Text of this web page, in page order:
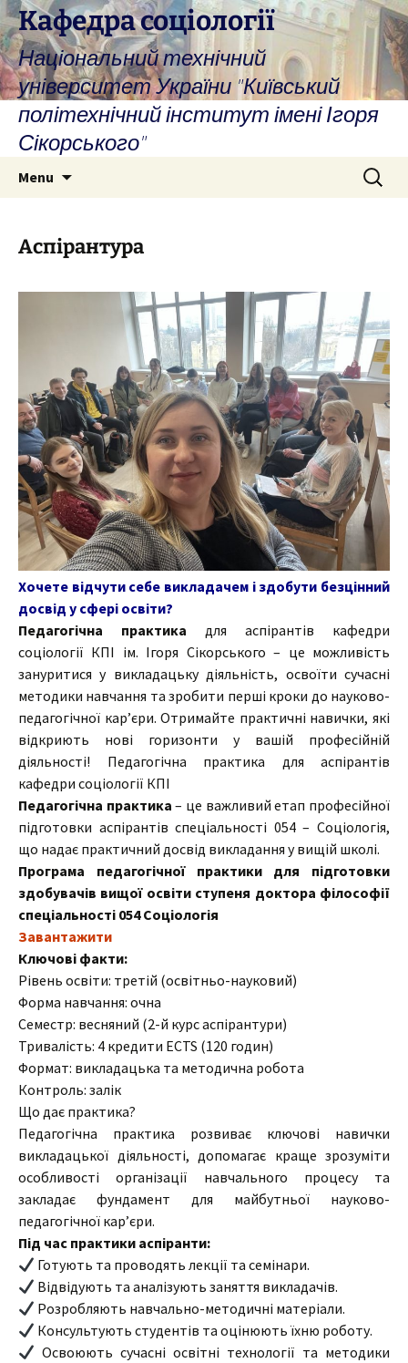
Skip
to
content
Кафедра соціології
Національний технічний
університет України "Київський
політехнічний інститут імені Ігоря
Сікорського"
Menu
Search
for:
Аспірантура
Хочете відчути себе викладачем і здобути безцінний
досвід у сфері освіти?
Педагогічна практика для аспірантів кафедри
соціології КПІ ім. Ігоря Сікорського – це можливість
зануритися у викладацьку діяльність, освоїти сучасні
методики навчання та зробити перші кроки до науково-
педагогічної кар’єри. Отримайте практичні навички, які
відкриють нові горизонти у вашій професійній
діяльності! Педагогічна практика для аспірантів
кафедри соціології КПІ
Педагогічна практика – це важливий етап професійної
підготовки аспірантів спеціальності 054 – Соціологія,
що надає практичний досвід викладання у вищій школі.
Програма педагогічної практики для підготовки
здобувачів вищої освіти ступеня доктора філософії
спеціальності 054 Соціологія
Завантажити
Ключові факти:
Рівень освіти: третій (освітньо-науковий)
Форма навчання: очна
Семестр: весняний (2-й курс аспірантури)
Тривалість: 4 кредити ECTS (120 годин)
Формат: викладацька та методична робота
Контроль: залік
Що дає практика?
Педагогічна практика розвиває ключові навички
викладацької діяльності, допомагає краще зрозуміти
особливості організації навчального процесу та
закладає фундамент для майбутньої науково-
педагогічної кар’єри.
Під час практики аспіранти:
Готують та проводять лекції та семінари.
Відвідують та аналізують заняття викладачів.
Розробляють навчально-методичні матеріали.
Консультують студентів та оцінюють їхню роботу.
Освоюють сучасні освітні технології та методики